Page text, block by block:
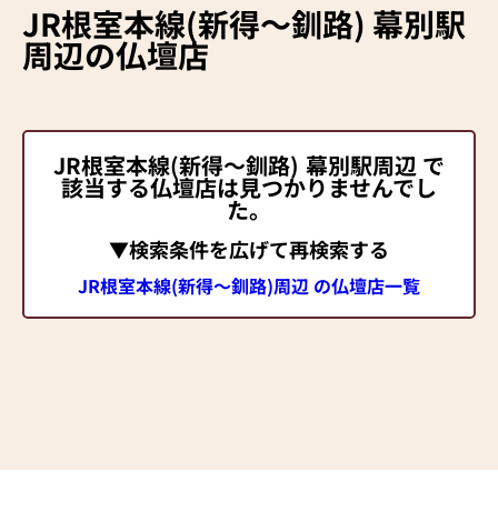
JR根室本線(新得～釧路) 幕別駅
周辺の仏壇店
JR根室本線(新得～釧路) 幕別駅周辺 で
該当する仏壇店は見つかりませんでし
た。
▼検索条件を広げて再検索する
JR根室本線(新得～釧路)周辺 の仏壇店一覧